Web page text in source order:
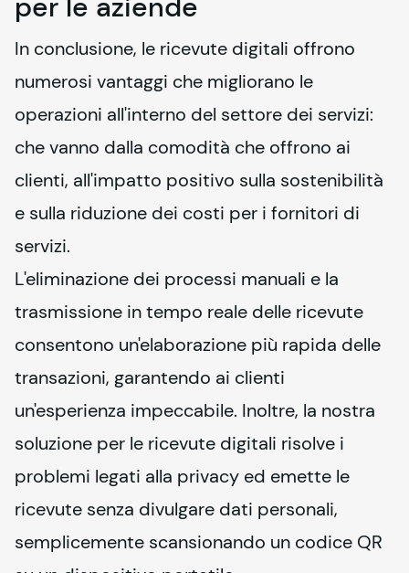
In conclusione, le ricevute digitali offrono
numerosi vantaggi che migliorano le
operazioni all'interno del settore dei servizi:
che vanno dalla comodità che offrono ai
clienti, all'impatto positivo sulla sostenibilità
e sulla riduzione dei costi per i fornitori di
servizi.
L'eliminazione dei processi manuali e la
trasmissione in tempo reale delle ricevute
consentono un'elaborazione più rapida delle
transazioni, garantendo ai clienti
un'esperienza impeccabile. Inoltre, la nostra
soluzione per le ricevute digitali risolve i
problemi legati alla privacy ed emette le
ricevute senza divulgare dati personali,
semplicemente scansionando un codice QR